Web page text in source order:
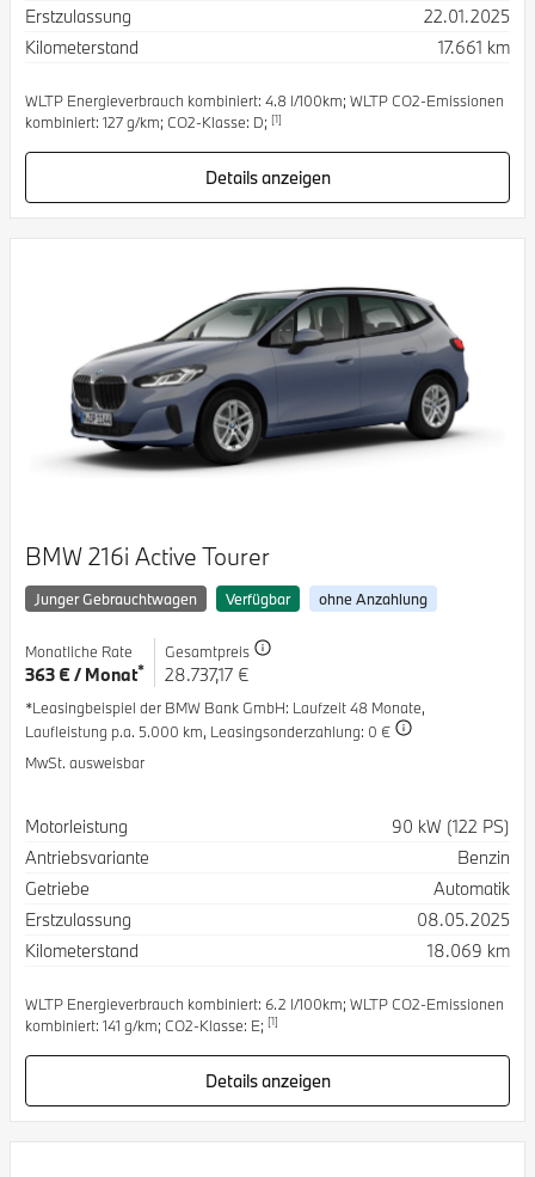
Erstzulassung
22.01.2025
Kilometerstand
17.661 km
WLTP Energieverbrauch kombiniert: 4.8 l/100km; WLTP CO2-Emissionen
kombiniert: 127 g/km; CO2-Klasse: D; [1]
Details anzeigen
BMW 216i Active Tourer
Junger Gebrauchtwagen Verfügbar ohne Anzahlung
Monatliche Rate
363 € / Monat*
Gesamtpreis
28.737,17 €
*Leasingbeispiel der BMW Bank GmbH: Laufzeit 48 Monate,
Laufleistung p.a. 5.000 km, Leasingsonderzahlung: 0 €
MwSt. ausweisbar
Spezifikation
Motorleistung
90 kW (122 PS)
Antriebsvariante
Benzin
Getriebe
Automatik
Erstzulassung
08.05.2025
Kilometerstand
18.069 km
WLTP Energieverbrauch kombiniert: 6.2 l/100km; WLTP CO2-Emissionen
kombiniert: 141 g/km; CO2-Klasse: E; [1]
Details anzeigen